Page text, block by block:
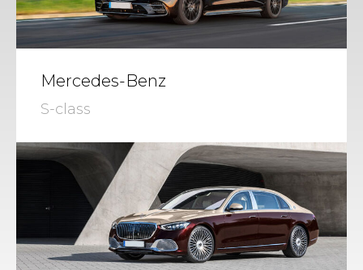
Mercedes-Benz
S-class